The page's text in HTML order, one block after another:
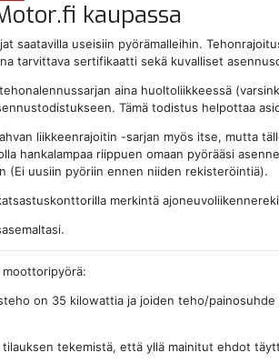
kaupassa
saatavilla useisiin pyörämalleihin.
tarvittava sertifikaatti sekä kuvalliset
aina huoltoliikkeessä
Tämä todistus helpottaa
liikkeenrajoitin -sarjan myös itse, mutta
hankalampaa riippuen omaan pyörääsi
(Ei uusiin pyöriin ennen niiden rekisteröintiä).
merkintä
on 35 kilowattia ja joiden teho/
tekemistä, että yllä mainitut ehdot